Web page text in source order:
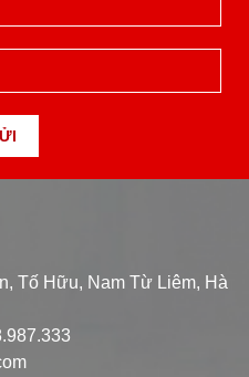
Tố Hữu, Nam Từ Liêm, Hà